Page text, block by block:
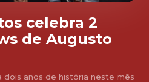
celebra 2
de Augusto
dois anos de história neste mês